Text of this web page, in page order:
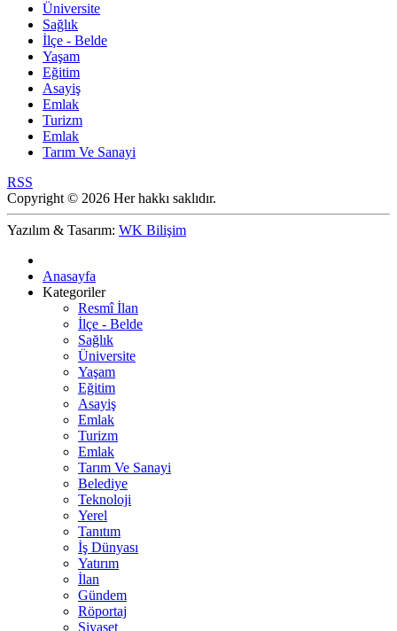
Üniversite
Sağlık
İlçe - Belde
Yaşam
Eğitim
Asayiş
Emlak
Turizm
Emlak
Tarım Ve Sanayi
RSS
Copyright © 2026 Her hakkı saklıdır.
Yazılım & Tasarım: WK Bilişim
Anasayfa
Kategoriler
Resmî İlan
İlçe - Belde
Sağlık
Üniversite
Yaşam
Eğitim
Asayiş
Emlak
Turizm
Emlak
Tarım Ve Sanayi
Belediye
Teknoloji
Yerel
Tanıtım
İş Dünyası
Yatırım
İlan
Gündem
Röportaj
Siyaset